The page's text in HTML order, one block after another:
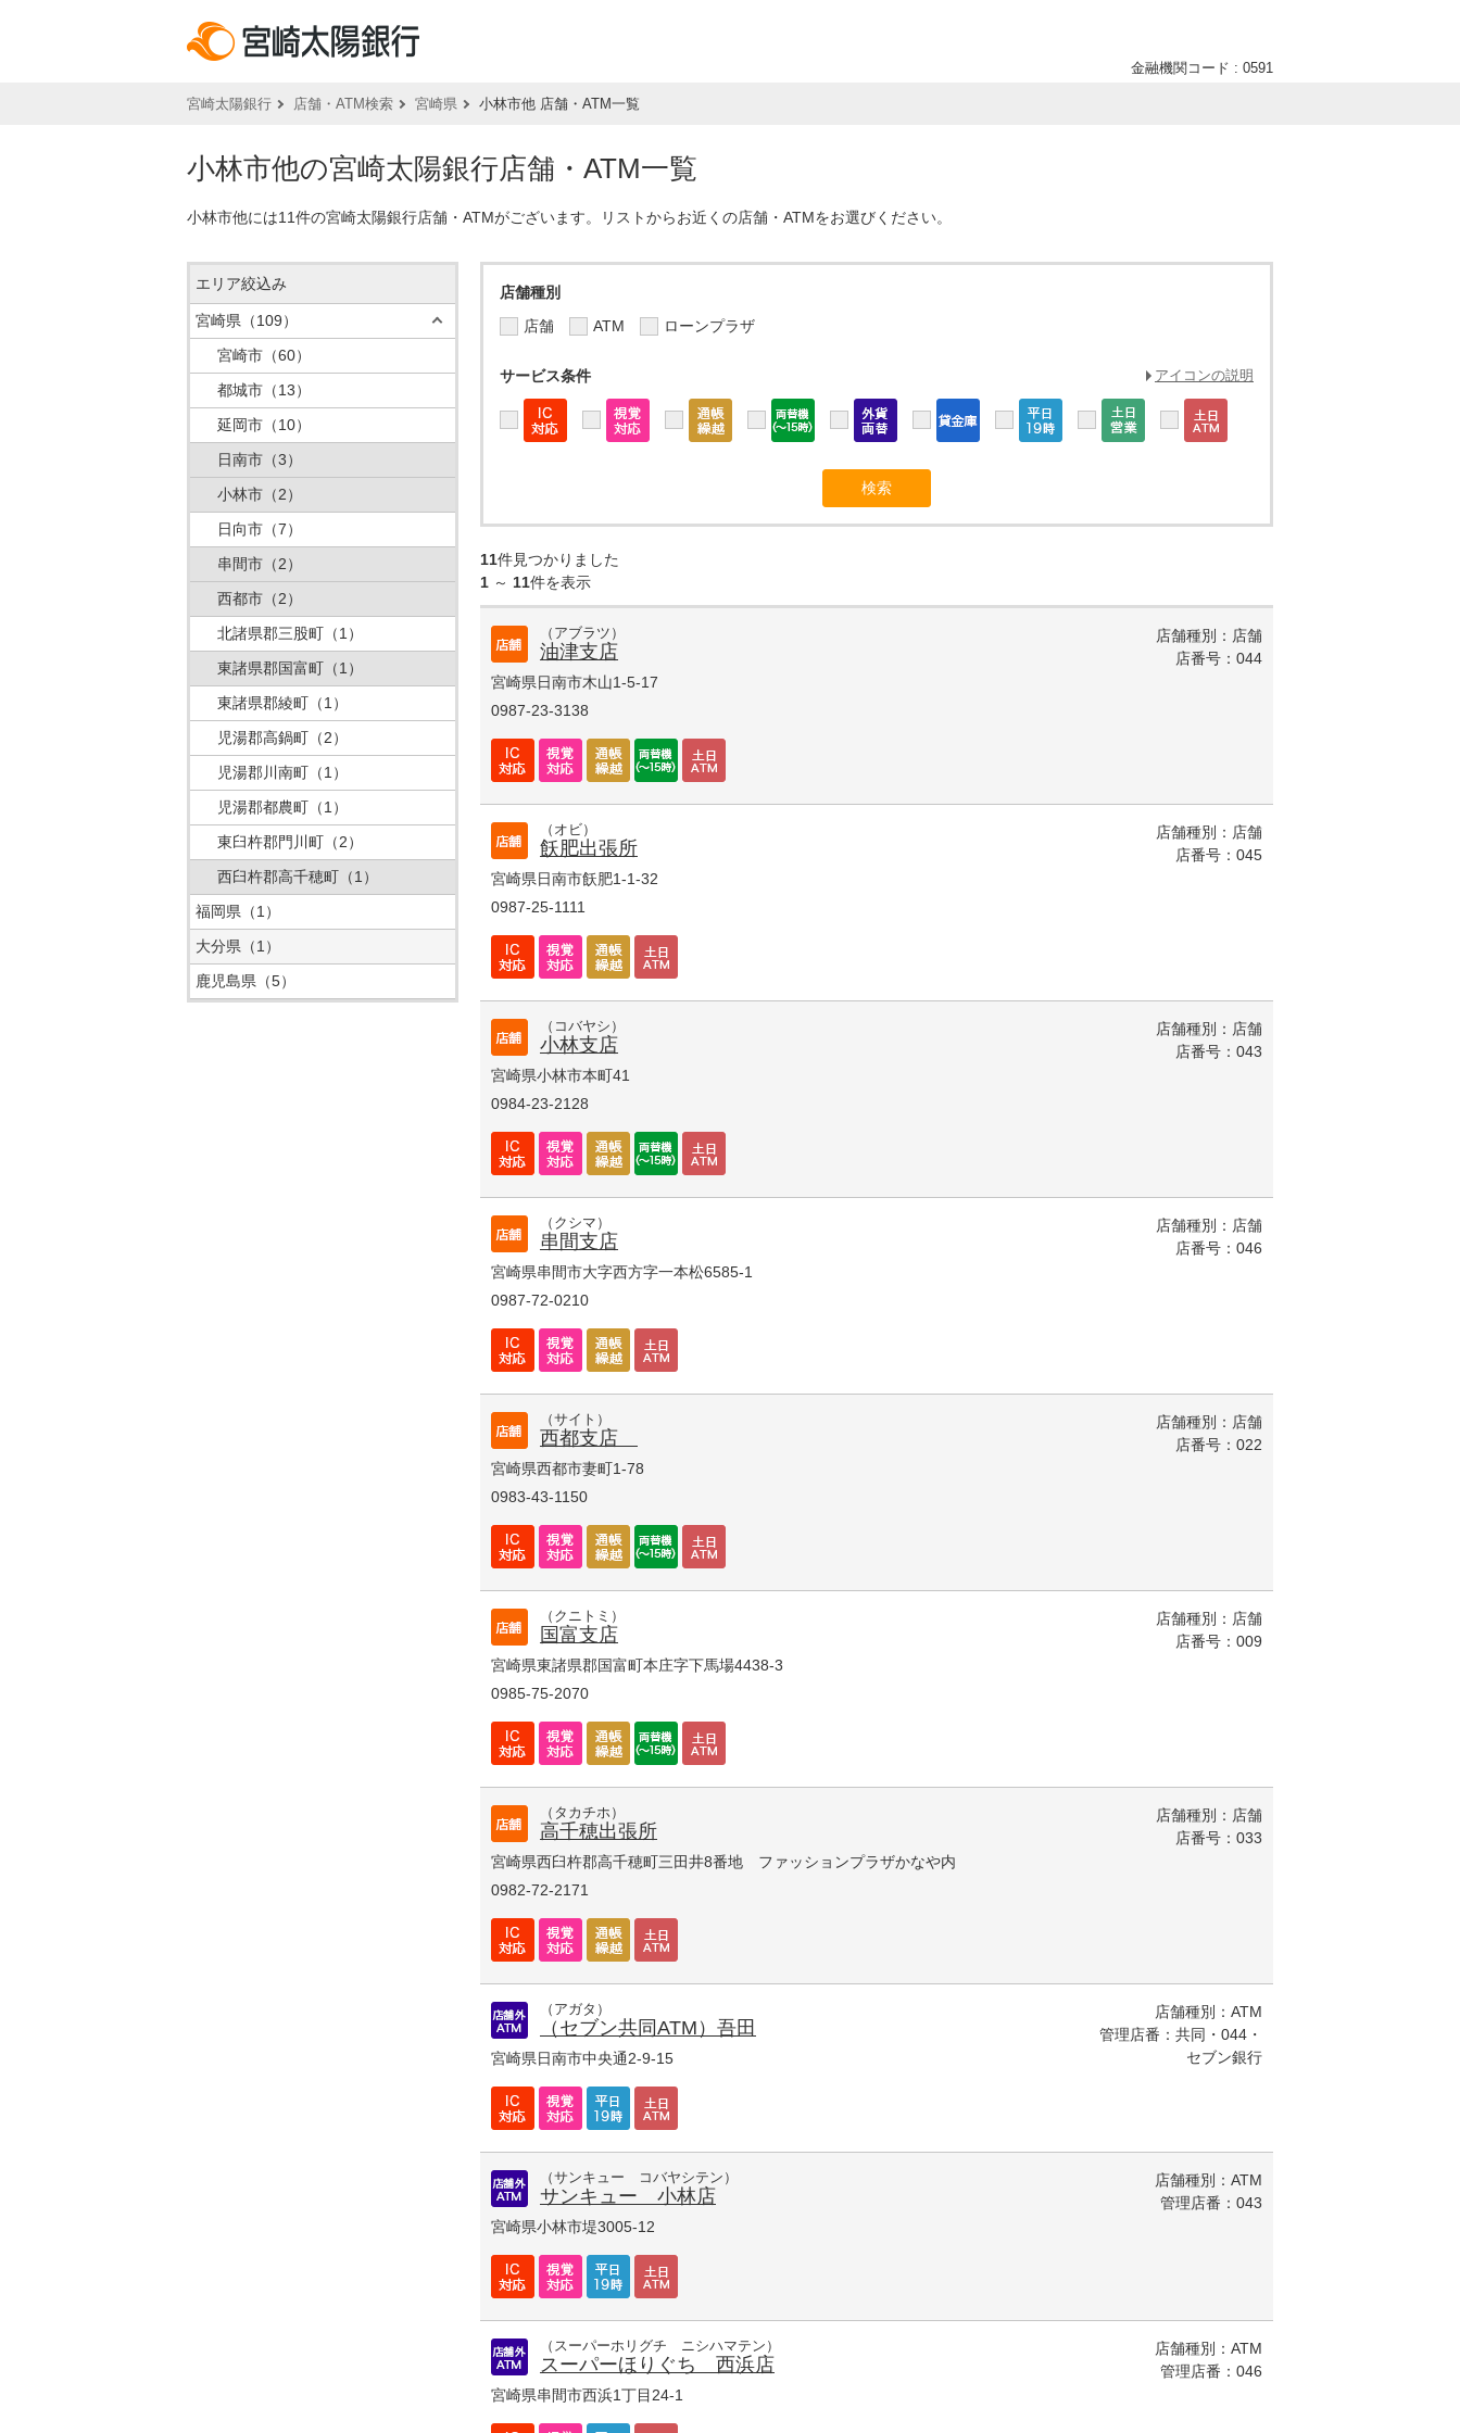
金融機関コード : 0591
宮崎太陽銀行 店舗・ATM検索 宮崎県 小林市他 店舗・ATM一覧
小林市他の宮崎太陽銀行店舗・ATM一覧
小林市他には11件の宮崎太陽銀行店舗・ATMがございます。リストからお近くの店舗・ATMをお選びください。
店舗種別
店舗
ATM ローンプラザ
サービス条件 アイコンの説明
11件見つかりました
1 ～ 11件を表示
（アブラツ）
油津支店
宮崎県日南市木山1-5-17
0987-23-3138
店舗種別：店舗
店番号：044
（オビ）
飫肥出張所
宮崎県日南市飫肥1-1-32
0987-25-1111
店舗種別：店舗
店番号：045
（コバヤシ）
小林支店
宮崎県小林市本町41
0984-23-2128
店舗種別：店舗
店番号：043
（クシマ）
串間支店
宮崎県串間市大字西方字一本松6585-1
0987-72-0210
店舗種別：店舗
店番号：046
（サイト）
西都支店
宮崎県西都市妻町1-78
0983-43-1150
店舗種別：店舗
店番号：022
（クニトミ）
国富支店
宮崎県東諸県郡国富町本庄字下馬場4438-3
0985-75-2070
店舗種別：店舗
店番号：009
（タカチホ）
高千穂出張所
宮崎県西臼杵郡高千穂町三田井8番地 ファッションプラザかなや内
0982-72-2171
店舗種別：店舗
店番号：033
（アガタ）
（セブン共同ATM）吾田
宮崎県日南市中央通2-9-15
店舗種別：ATM
管理店番：共同・044・
セブン銀行
（サンキュー コバヤシテン）
サンキュー 小林店
宮崎県小林市堤3005-12
店舗種別：ATM
管理店番：043
（スーパーホリグチ ニシハマテン）
スーパーほりぐち 西浜店
宮崎県串間市西浜1丁目24-1
店舗種別：ATM
管理店番：046
エリア絞込み
宮崎県 （109）
宮崎市 （60）
都城市 （13）
延岡市 （10）
日南市 （3）
小林市 （2）
日向市 （7）
串間市 （2）
西都市 （2）
北諸県郡三股町 （1）
東諸県郡国富町 （1）
東諸県郡綾町 （1）
児湯郡高鍋町 （2）
児湯郡川南町 （1）
児湯郡都農町 （1）
東臼杵郡門川町 （2）
西臼杵郡高千穂町 （1）
福岡県 （1）
大分県 （1）
鹿児島県 （5）